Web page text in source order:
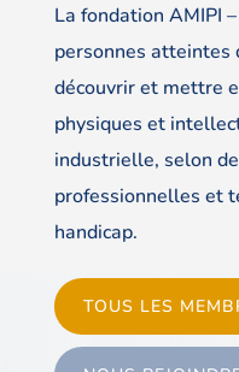
La fondation AMIPI
personnes atteintes
découvrir et mettre
physiques et
industrielle, selon
professionnelles et
handicap.
TOUS LES